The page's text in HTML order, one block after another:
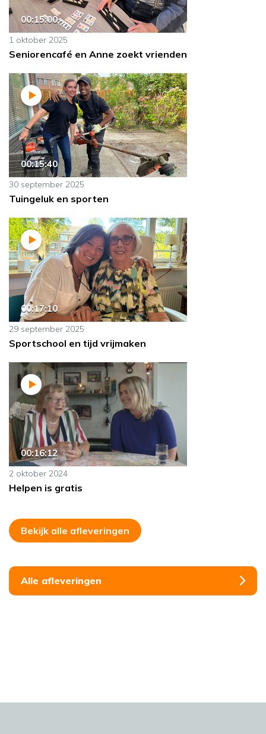
00:15:00
1 oktober 2025
Seniorencafé en Anne zoekt vrienden
00:15:40
30 september 2025
Tuingeluk en sporten
00:17:10
29 september 2025
Sportschool en tijd vrijmaken
00:16:12
2 oktober 2024
Helpen is gratis
Bekijk alle afleveringen
Alle afleveringen